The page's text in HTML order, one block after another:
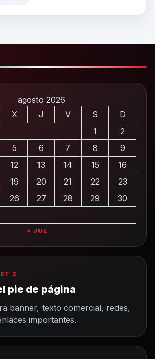
agosto 2026
X J V S
D
1
2
5 6 7 8
9
12 13 14 15
16
19 20 21 22
23
26 27 28 29
30
« JUL
2
pie de página
banner, texto comercial, redes,
importantes.